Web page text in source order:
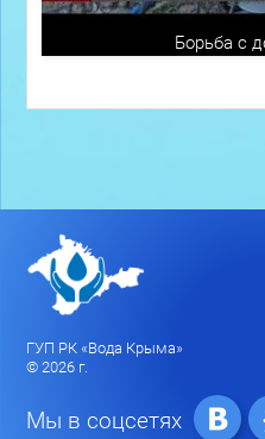
Борьба с
ГУП РК «Вода Крыма»
© 2026 г.
Мы в соцсетях